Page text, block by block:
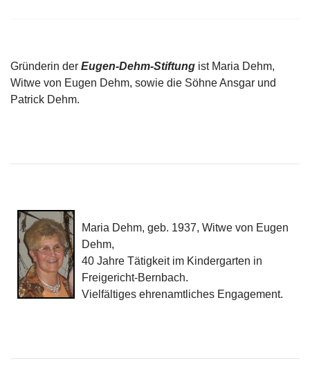
Gründerin der Eugen-Dehm-Stiftung ist Maria Dehm,
Witwe von Eugen Dehm, sowie die Söhne Ansgar und
Patrick Dehm.
Maria Dehm, geb. 1937, Witwe von Eugen
Dehm,
40 Jahre Tätigkeit im Kindergarten in
Freigericht-Bernbach.
Vielfältiges ehrenamtliches Engagement.